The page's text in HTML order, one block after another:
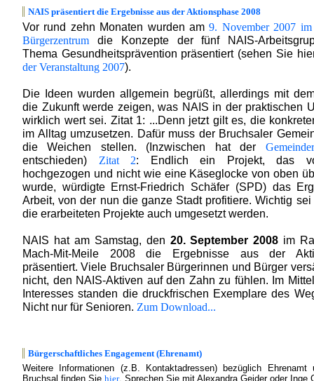
NAIS präsentiert die Ergebnisse aus der Aktionsphase 2008
Vor rund zehn Monaten wurden am9. November 2007 im
Bürgerzentrum die Konzepte der fünf NAIS-
Thema Gesundheitsprävention präsentiert (sehen Sie
der Veranstaltung 2007).
Die Ideen wurden allgemein begrüßt, allerdings mit
die Zukunft werde zeigen, was NAIS in der praktischen
wirklich wert sei. Zitat 1: ...Denn jetzt gilt es, die
im Alltag umzusetzen. Dafür muss der Bruchsaler
die Weichen stellen. (Inzwischen hat der
entschieden) Zitat 2: Endlich ein Projekt, das
hochgezogen und nicht wie eine Käseglocke von oben
wurde, würdigte Ernst-Friedrich Schäfer (SPD) das
Arbeit, von der nun die ganze Stadt profitiere. Wichtig
die erarbeiteten Projekte auch umgesetzt werden.
NAIS hat am Samstag, den 20. September 2008 im
Mach-Mit-Meile 2008 die Ergebnisse aus der
präsentiert. Viele Bruchsaler Bürgerinnen und Bürger
nicht, den NAIS-Aktiven auf den Zahn zu fühlen. Im
Interesses standen die druckfrischen Exemplare des
Nicht nur für Senioren. Zum Download...
Bürgerschaftliches Engagement (Ehrenamt)
Weitere Informationen (z.B. Kontaktadressen) bezüglich
Bruchsal finden Sie hier. Sprechen Sie mit Alexandra Geider oder Inge